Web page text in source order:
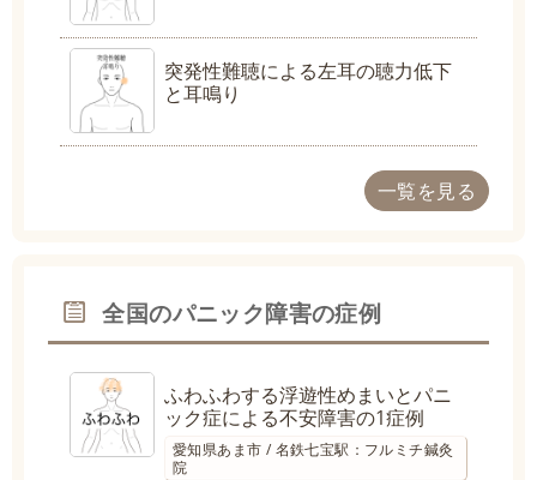
突発性難聴による左耳の聴力低下
と耳鳴り
一覧を見る
全国のパニック障害の症例
ふわふわする浮遊性めまいとパニ
ック症による不安障害の1症例
愛知県あま市 / 名鉄七宝駅：フルミチ鍼灸
院